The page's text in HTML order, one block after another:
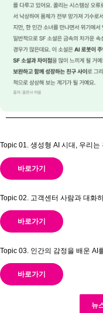
Topic 01. 생성형 AI 시대, 우리
바로가기
Topic 02. 고객센터 사람과 대화
바로가기
Topic 03. 인간의 감정을 배운 AI
바로가기
뉴